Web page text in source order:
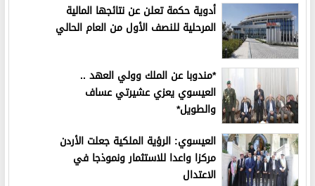
أدوية حكمة تعلن عن نتائجها المالية
المرحلية للنصف الأول من العام الحالي
*مندوبا عن الملك وولي العهد ..
العيسوي يعزي عشيرتي عساف
والطويل*
العيسوي: الرؤية الملكية جعلت الأردن
مركزا واعدا للاستثمار ونموذجا في
الاعتدال